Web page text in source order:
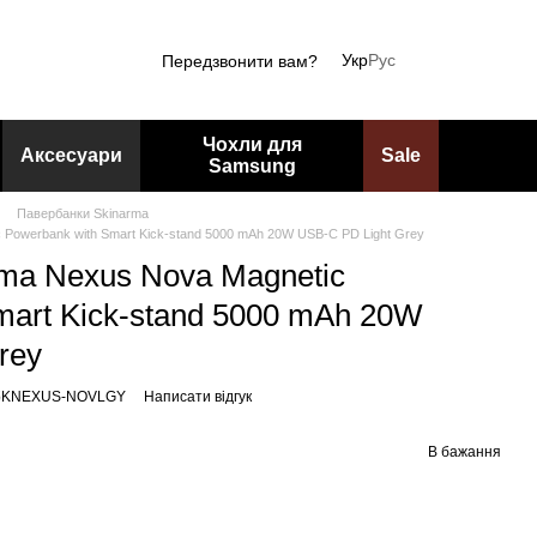
Передзвонити вам? УкрРус
Аксесуари
Чохли для
Samsung
Sale
Павербанки Skinarma
with Smart Kick-stand 5000 mAh 20W USB-C PD Light Grey
Nexus Nova Magnetic
Kick-stand 5000 mAh 20W
NOVLGY Написати відгук
В бажання